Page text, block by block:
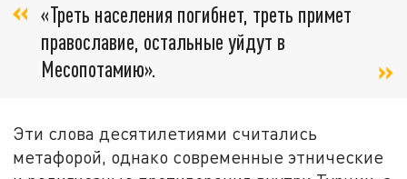
«Треть населения погибнет, треть примет
православие, остальные уйдут в
Месопотамию».
Эти слова десятилетиями считались
метафорой, однако современные этнические